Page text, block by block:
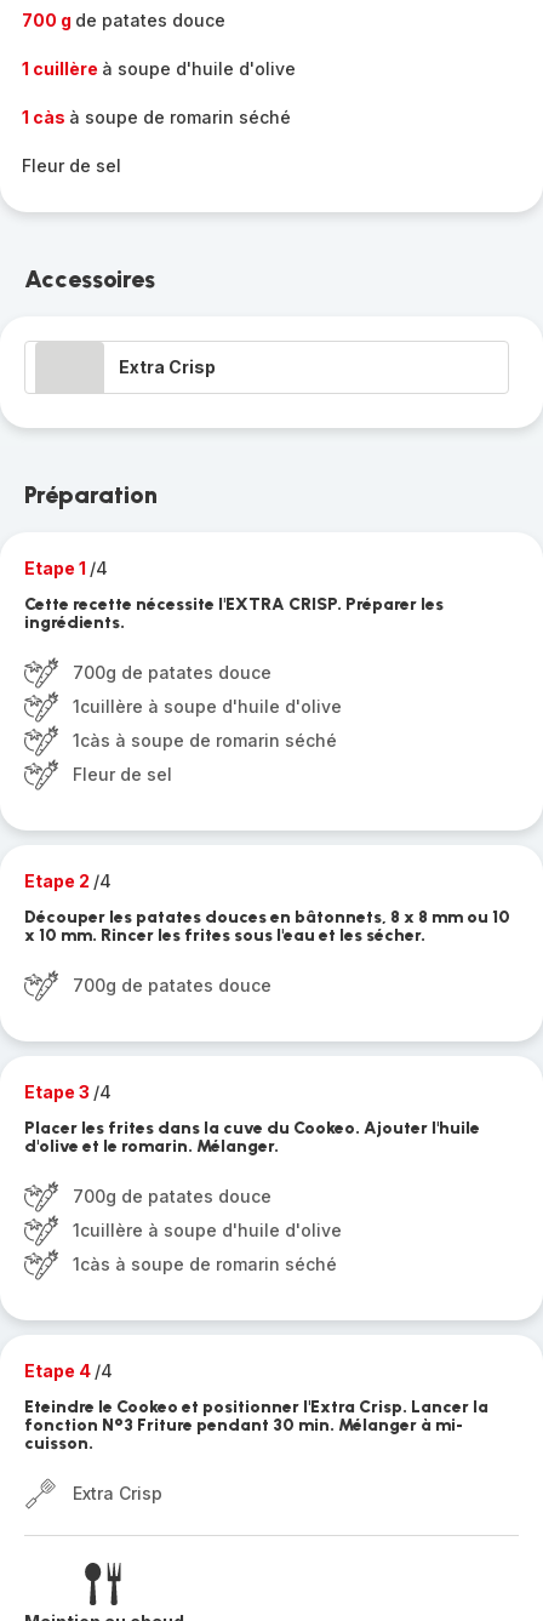
700 g de patates douce
1 cuillère à soupe d'huile d'olive
1 càs à soupe de romarin séché
Fleur de sel
Accessoires
Extra Crisp
Préparation
Etape 1 /4
Cette recette nécessite l'EXTRA CRISP. Préparer les
ingrédients.
700g de patates douce
1cuillère à soupe d'huile d'olive
1càs à soupe de romarin séché
Fleur de sel
Etape 2 /4
Découper les patates douces en bâtonnets, 8 x 8 mm ou 10
x 10 mm. Rincer les frites sous l'eau et les sécher.
700g de patates douce
Etape 3 /4
Placer les frites dans la cuve du Cookeo. Ajouter l'huile
d'olive et le romarin. Mélanger.
700g de patates douce
1cuillère à soupe d'huile d'olive
1càs à soupe de romarin séché
Etape 4 /4
Eteindre le Cookeo et positionner l'Extra Crisp. Lancer la
fonction N°3 Friture pendant 30 min. Mélanger à mi-
cuisson.
Extra Crisp